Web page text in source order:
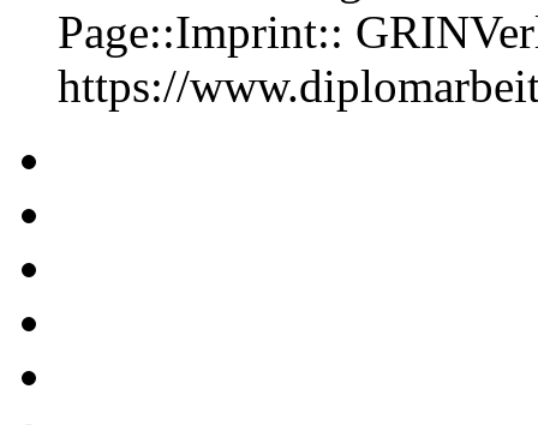
Page::Imprint::
https://